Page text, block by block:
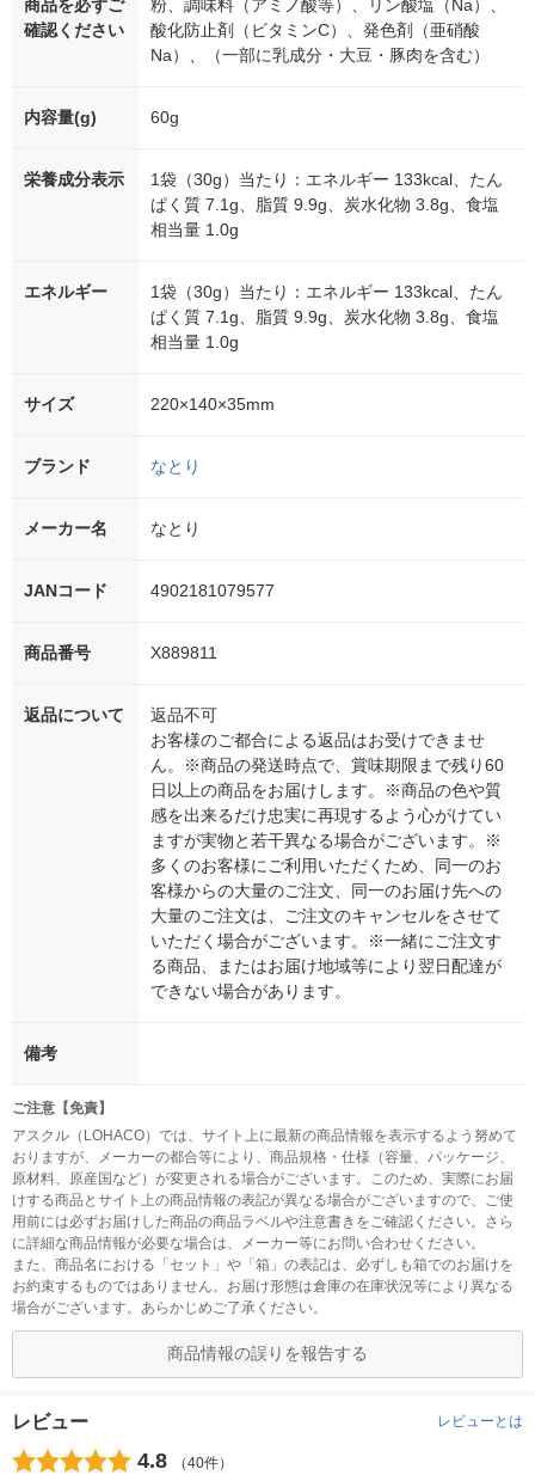
商品を必ずご
確認ください
粉、調味料（アミノ酸等）、リン酸塩（Na）、
酸化防止剤（ビタミンC）、発色剤（亜硝酸
Na）、（一部に乳成分・大豆・豚肉を含む）
内容量(g) 60g
栄養成分表示
1袋（30g）当たり：エネルギー 133kcal、たん
ぱく質 7.1g、脂質 9.9g、炭水化物 3.8g、食塩
相当量 1.0g
エネルギー
1袋（30g）当たり：エネルギー 133kcal、たん
ぱく質 7.1g、脂質 9.9g、炭水化物 3.8g、食塩
相当量 1.0g
サイズ 220×140×35mm
ブランド なとり
メーカー名 なとり
JANコード 4902181079577
商品番号 X889811
返品について
返品不可
お客様のご都合による返品はお受けできませ
ん。※商品の発送時点で、賞味期限まで残り60
日以上の商品をお届けします。※商品の色や質
感を出来るだけ忠実に再現するよう心がけてい
ますが実物と若干異なる場合がございます。※
多くのお客様にご利用いただくため、同一のお
客様からの大量のご注文、同一のお届け先への
大量のご注文は、ご注文のキャンセルをさせて
いただく場合がございます。※一緒にご注文す
る商品、またはお届け地域等により翌日配達が
できない場合があります。
備考
ご注意【免責】
アスクル（LOHACO）では、サイト上に最新の商品情報を表示するよう努めて
おりますが、メーカーの都合等により、商品規格・仕様（容量、パッケージ、
原材料、原産国など）が変更される場合がございます。このため、実際にお届
けする商品とサイト上の商品情報の表記が異なる場合がございますので、ご使
用前には必ずお届けした商品の商品ラベルや注意書きをご確認ください。さら
に詳細な商品情報が必要な場合は、メーカー等にお問い合わせください。
また、商品名における「セット」や「箱」の表記は、必ずしも箱でのお届けを
お約束するものではありません。お届け形態は倉庫の在庫状況等により異なる
場合がございます。あらかじめご了承ください。
商品情報の誤りを報告する
レビュー レビューとは
4.8 （40件）